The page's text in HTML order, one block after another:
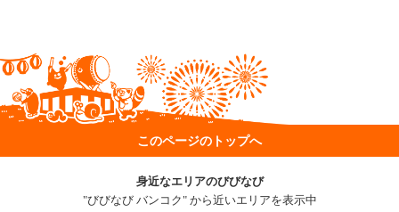
このページのトップへ
身近なエリアのびびなび
"びびなび バンコク" から近いエリアを表示中